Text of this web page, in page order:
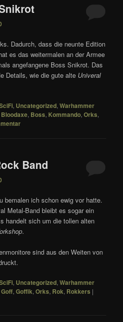
Dadurch, dass die neunte Edition
es das weitermalen an der Armee
angefangene Boss Snikrot. Das
Details, wie die gute alte Univeral
, Uncategorized,Warhammer
Bloodaxe, Boss, Kommando,Orks,
Band
bemalen ich schon ewig vor hatte.
Metal-Band bleibt es sogar ein
handelt sich um die tollen alten
.
sind aus den Weiten von
, Uncategorized,Warhammer
Goff,Goffik,Orks, Rok, Rokkers |